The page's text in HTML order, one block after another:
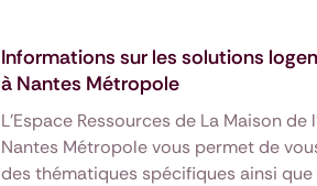
Informations sur les solutions
à Nantes Métropole
L’Espace Ressources de La Maison
Nantes Métropole vous permet de
des thématiques spécifiques ainsi